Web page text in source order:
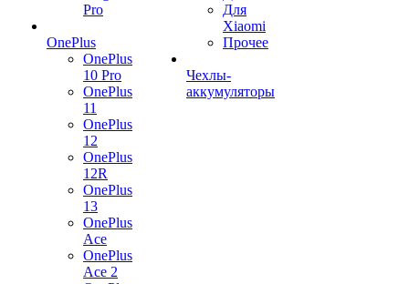
Pro
OnePlus
OnePlus
10 Pro
OnePlus
11
OnePlus
12
OnePlus
12R
OnePlus
13
OnePlus
Ace
OnePlus
Ace 2
Для
Xiaomi
Прочее
Чехлы-
аккумуляторы